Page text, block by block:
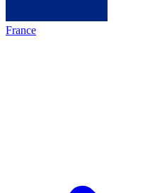
France